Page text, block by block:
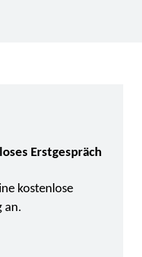
Erstgespräch
kostenlose
an.